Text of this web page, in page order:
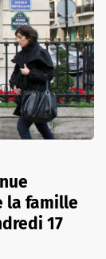
la famille
17